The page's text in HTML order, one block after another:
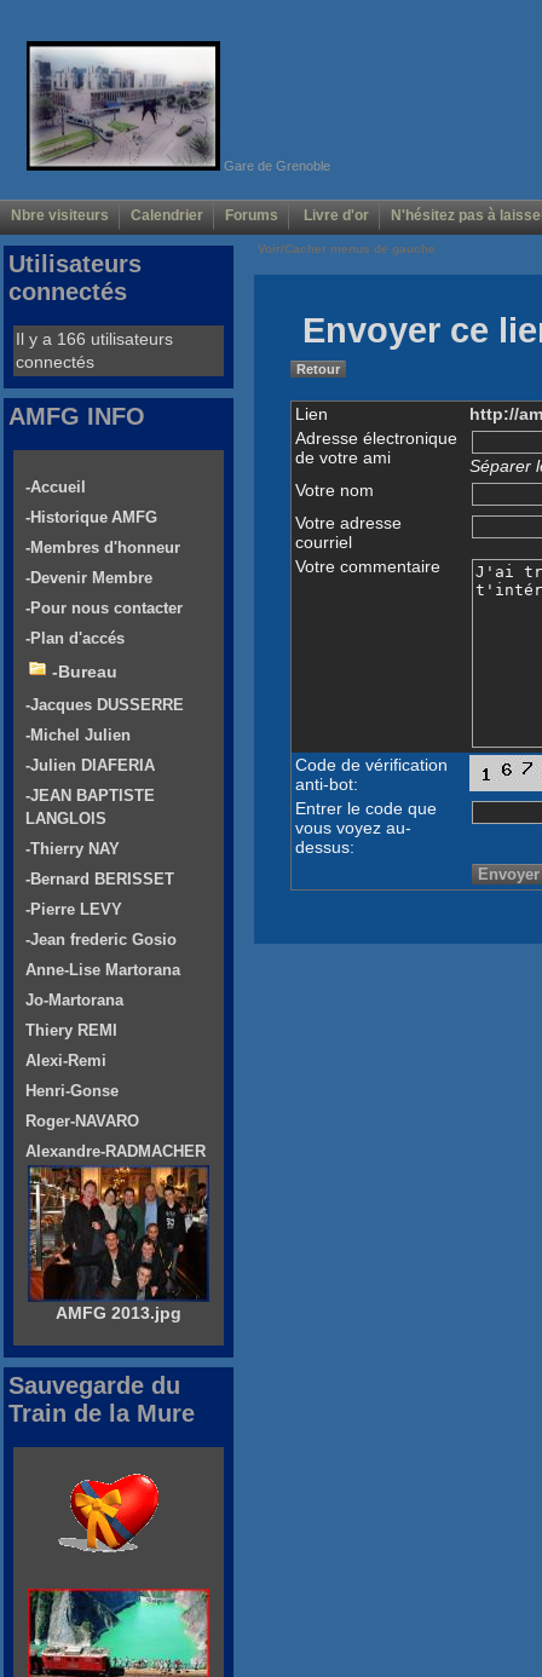
Gare de Grenoble
Nbre visiteurs Calendrier Forums Livre d'or N'hésitez pas à
Voir/Cacher menus de gauche
Envoyer ce
Retour
Lien
http://
Adresse électronique
de votre ami
Séparer
Votre nom
Votre adresse
courriel
Votre commentaire
Code de vérification
anti-bot:
Entrer le code que
vous voyez au-
dessus:
Utilisateurs
connectés
Il y a 166 utilisateurs
connectés
AMFG INFO
-Accueil
-Historique AMFG
-Membres d'honneur
-Devenir Membre
-Pour nous contacter
-Plan d'accés
-Bureau
-Jacques DUSSERRE
-Michel Julien
-Julien DIAFERIA
-JEAN BAPTISTE
LANGLOIS
-Thierry NAY
-Bernard BERISSET
-Pierre LEVY
-Jean frederic Gosio
Anne-Lise Martorana
Jo-Martorana
Thiery REMI
Alexi-Remi
Henri-Gonse
Roger-NAVARO
Alexandre-RADMACHER
AMFG 2013.jpg
Sauvegarde du
Train de la Mure